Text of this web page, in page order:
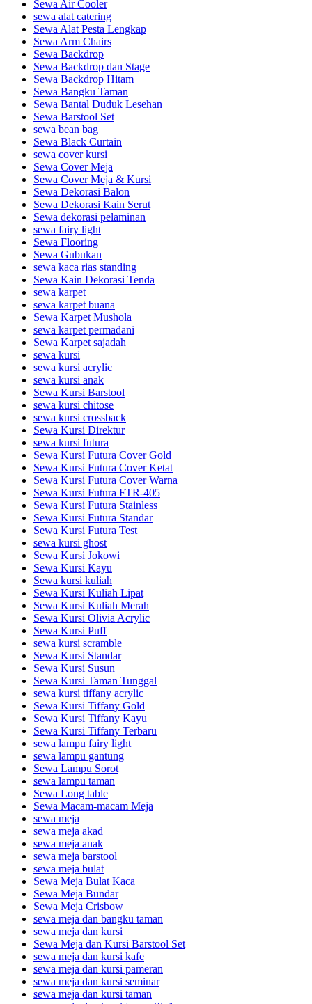
Sewa Air Cooler
sewa alat catering
Sewa Alat Pesta Lengkap
Sewa Arm Chairs
Sewa Backdrop
Sewa Backdrop dan Stage
Sewa Backdrop Hitam
Sewa Bangku Taman
Sewa Bantal Duduk Lesehan
Sewa Barstool Set
sewa bean bag
Sewa Black Curtain
sewa cover kursi
Sewa Cover Meja
Sewa Cover Meja & Kursi
Sewa Dekorasi Balon
Sewa Dekorasi Kain Serut
Sewa dekorasi pelaminan
sewa fairy light
Sewa Flooring
Sewa Gubukan
sewa kaca rias standing
Sewa Kain Dekorasi Tenda
sewa karpet
sewa karpet buana
Sewa Karpet Mushola
sewa karpet permadani
Sewa Karpet sajadah
sewa kursi
sewa kursi acrylic
sewa kursi anak
Sewa Kursi Barstool
sewa kursi chitose
sewa kursi crossback
Sewa Kursi Direktur
sewa kursi futura
Sewa Kursi Futura Cover Gold
Sewa Kursi Futura Cover Ketat
Sewa Kursi Futura Cover Warna
Sewa Kursi Futura FTR-405
Sewa Kursi Futura Stainless
Sewa Kursi Futura Standar
Sewa Kursi Futura Test
sewa kursi ghost
Sewa Kursi Jokowi
Sewa Kursi Kayu
Sewa kursi kuliah
Sewa Kursi Kuliah Lipat
Sewa Kursi Kuliah Merah
Sewa Kursi Olivia Acrylic
Sewa Kursi Puff
sewa kursi scramble
Sewa Kursi Standar
Sewa Kursi Susun
Sewa Kursi Taman Tunggal
sewa kursi tiffany acrylic
Sewa Kursi Tiffany Gold
Sewa Kursi Tiffany Kayu
Sewa Kursi Tiffany Terbaru
sewa lampu fairy light
sewa lampu gantung
Sewa Lampu Sorot
sewa lampu taman
Sewa Long table
Sewa Macam-macam Meja
sewa meja
sewa meja akad
sewa meja anak
sewa meja barstool
sewa meja bulat
Sewa Meja Bulat Kaca
Sewa Meja Bundar
Sewa Meja Crisbow
sewa meja dan bangku taman
sewa meja dan kursi
Sewa Meja dan Kursi Barstool Set
sewa meja dan kursi kafe
sewa meja dan kursi pameran
sewa meja dan kursi seminar
sewa meja dan kursi taman